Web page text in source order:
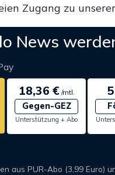
Zugang zu
News
18,36 €/mtl.
Gegen-GEZ
Unterstützung + Abo
aus PUR-Abo (3,99 Euro)